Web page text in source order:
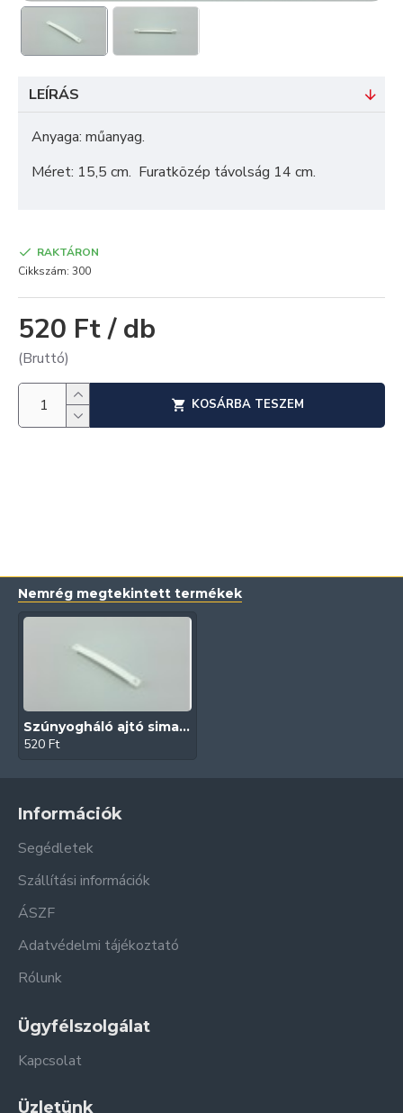
LEÍRÁS
Anyaga: műanyag.
Méret: 15,5 cm. Furatközép távolság 14 cm.
520 Ft / db
(Bruttó)
RAKTÁRON
Cikkszám: 300
KOSÁRBA TESZEM
Nemrég megtekintett termékek
Szúnyogháló ajtó sima talpú íves fogantyú (Fehér)
520 Ft
Információk
Segédletek
Szállítási információk
ÁSZF
Adatvédelmi tájékoztató
Rólunk
Ügyfélszolgálat
Kapcsolat
Üzletünk